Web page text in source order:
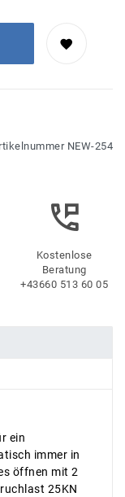
NEW-254
Kostenlose
Beratung
+43660 513 60 05
ein
immer in
öffnen mit 2
25KN